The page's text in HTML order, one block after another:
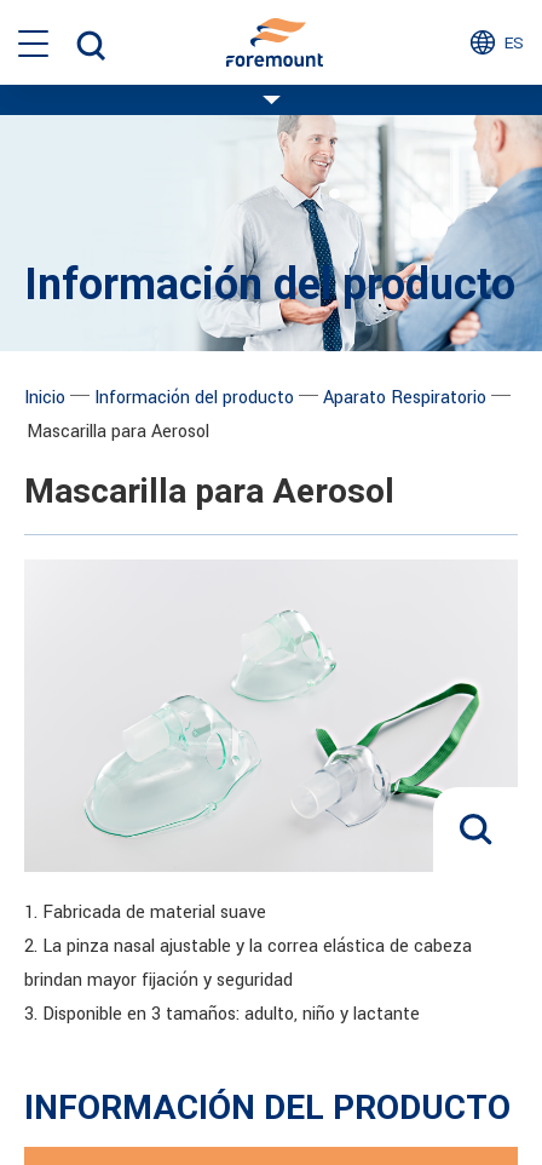
ES
Información del producto
Inicio ─ Información del producto ─Aparato Respiratorio ─
Mascarilla para Aerosol
Mascarilla para Aerosol
1. Fabricada de material suave
2. La pinza nasal ajustable y la correa elástica de cabeza
brindan mayor fijación y seguridad
3. Disponible en 3 tamaños: adulto, niño y lactante
INFORMACIÓN DEL PRODUCTO